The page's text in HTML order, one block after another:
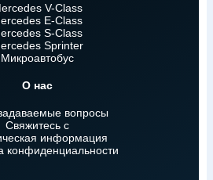
V-Class
E-Class
S-Class
Sprinter
Микроавтобус
О нас
вопросы
Свяжитесь с
информация
конфиденциальности